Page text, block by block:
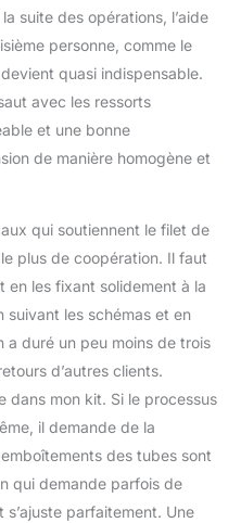
suite des opérations, l’aide
personne, comme le
quasi indispensable.
avec les ressorts
et une bonne
de manière homogène et
qui soutiennent le filet de
plus de coopération. Il faut
en les fixant solidement à la
les schémas et en
a duré un peu moins de trois
d’autres clients.
dans mon kit. Si le processus
il demande de la
des tubes sont
qui demande parfois de
parfaitement. Une